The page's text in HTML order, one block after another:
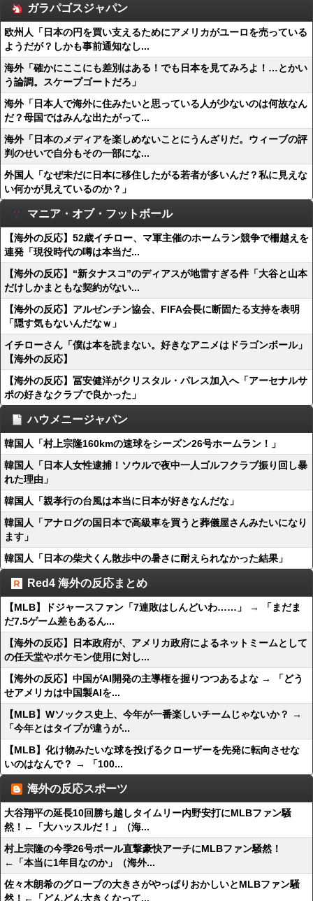
ガラパゴスジャパン
欧州人「日本の円を買い支えるためにアメリカがユーロを売っている
ようだが？しかも事前通知なし...
海外「確かにここにも差別はある！でも日本を見てみろよ！…とかい
う論調。スケープゴートだろ」
海外「日本人で海外に住みたいと思っている人が少ないのは何故なん
だ？母国ではみんな出たがって...
海外「日本のメディアを楽しめないことにうんざりだ。ウィーブの評
判のせいで自分もその一部にな...
外国人「なぜ未だに日本に移住したがる若者が多いんだ？私に見えな
い何かが見えているのか？」
マニア・オブ・フットボール
【海外の反応】52歳イチロー、マ軍主催のホームラン競争で柵越えを
連発「現役時代の噂は本当だ...
【海外の反応】“新タナスコ”のディアスが地雷すぎる件「大谷と山本
だけしかまともな契約がない...
【海外の反応】アルゼンチン協会、FIFA会長に断固たる支持を表明
「隠す気もないんだなｗ」
イチローさん「僕は本を読まない。好きなアニメはドラゴンボール」
【海外の反応】
【海外の反応】冨安健洋がクリスタル・パレス加入へ「アーセナルサ
ポの好きなクラブで良かった」
ハウメニージャパン
韓国人「村上宗隆160kmの速球をシーズン26号ホームラン！」
韓国人「日本人女性逮捕！ソウルで夜中一人ゴルフクラブ振り回し暴
れた理由」
韓国人「親孝行の台風は本当に日本が好きなんだな」
韓国人「アナログの国日本で高級車を買うと葬儀屋さんみたいになり
ます」
韓国人「日本の柴犬くん散歩中の暑さに耐えられなかった結果」
Red4 海外の反応まとめ
【MLB】ドジャースファン「7連敗はしんどいわ……」 → 「まだま
だ7.5ゲーム差もあるん...
【海外の反応】日本政府が、アメリカ政府によるネットミームとして
の任天堂やポケモン使用に対し...
【海外の反応】中国がAI開発の主導権を握りつつあるよな → 「どう
せアメリカは中国製AIを...
【MLB】Wソックス史上、今年が一番楽しいチームじゃないか？ →
「今年とはタイプが違うが...
【MLB】化け物みたいな球を投げるクローザーを先発に転向させな
いのはなんで？ → 「100...
海外の反応スポーツ
大谷翔平の延長10回勝ち越しタイムリー内野安打にMLBファン騒
然！←「大ハッスルだ！」（海...
村上宗隆の今季26号ポール直撃豪快アーチにMLBファン騒然！
←「本当に1年目なのか」（海外...
佐々木朗希のグローブの大きさがやっぱりおかしいとMLBファン騒
然！←「どんどん大きくなって...